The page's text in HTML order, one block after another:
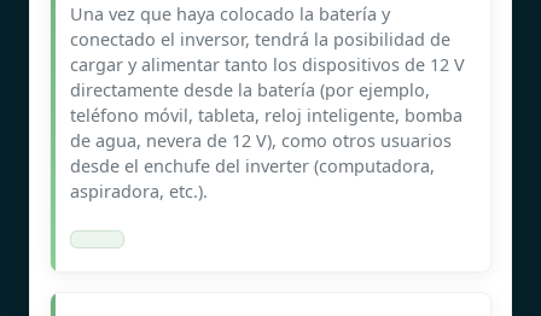
Una vez que haya colocado la batería y
conectado el inversor, tendrá la posibilidad de
cargar y alimentar tanto los dispositivos de 12 V
directamente desde la batería (por ejemplo,
teléfono móvil, tableta, reloj inteligente, bomba
de agua, nevera de 12 V), como otros usuarios
desde el enchufe del inverter (computadora,
aspiradora, etc.).